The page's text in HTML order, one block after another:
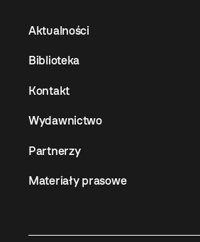
Aktualności
Biblioteka
Kontakt
Wydawnictwo
Partnerzy
Materiały prasowe